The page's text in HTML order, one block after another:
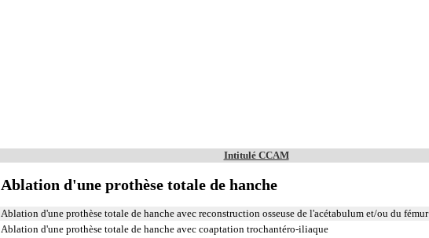
Intitulé CCAM
Ablation d'une prothèse totale de hanche
Ablation d'une prothèse totale de hanche avec reconstruction osseuse de l'acétabulum et/ou du fémur
Ablation d'une prothèse totale de hanche avec coaptation trochantéro-iliaque